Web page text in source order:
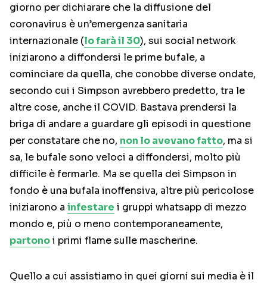
giorno per dichiarare che la diffusione del
coronavirus è un’emergenza sanitaria
internazionale (lo farà il 30), sui social network
iniziarono a diffondersi le prime bufale, a
cominciare da quella, che conobbe diverse ondate,
secondo cui i Simpson avrebbero predetto, tra le
altre cose, anche il COVID. Bastava prendersi la
briga di andare a guardare gli episodi in questione
per constatare che no, non lo avevano fatto, ma si
sa, le bufale sono veloci a diffondersi, molto più
difficile è fermarle. Ma se quella dei Simpson in
fondo è una bufala inoffensiva, altre più pericolose
iniziarono a infestare i gruppi whatsapp di mezzo
mondo e, più o meno contemporaneamente,
partonoi primi flame sulle mascherine.
Quello a cui assistiamo in quei giorni sui media è il